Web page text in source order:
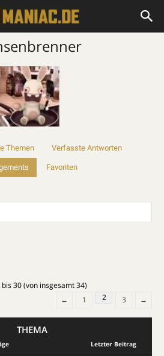
Themen Verfasste Antworten
Favoriten
30 (von insgesamt 34)
←
1 2 3 →
THEMA
Letzter Beitrag